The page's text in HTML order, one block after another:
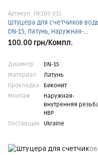
Артикул: ЛК100.015
Штуцера для счетчиков
DN-15, Латунь, Наружная-
внутренняя резьба НВР, DN-15,
100.00 грн/Компл.
Диаметр
DN-15
Материал
Латунь
Прокладка
Биконит
Монтаж
Наружная-
внутренняя
НВР
Поставщик Ukraine